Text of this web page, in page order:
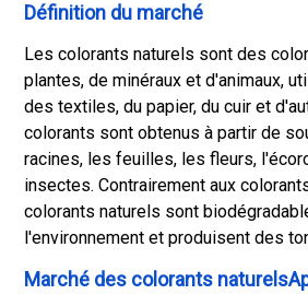
Définition du marché
Les colorants naturels sont des
plantes, de minéraux et d'animaux,
des textiles, du papier, du cuir et
colorants sont obtenus à partir de
racines, les feuilles, les fleurs,
insectes. Contrairement aux
colorants naturels sont
l'environnement et produisent des
Marché des colorants